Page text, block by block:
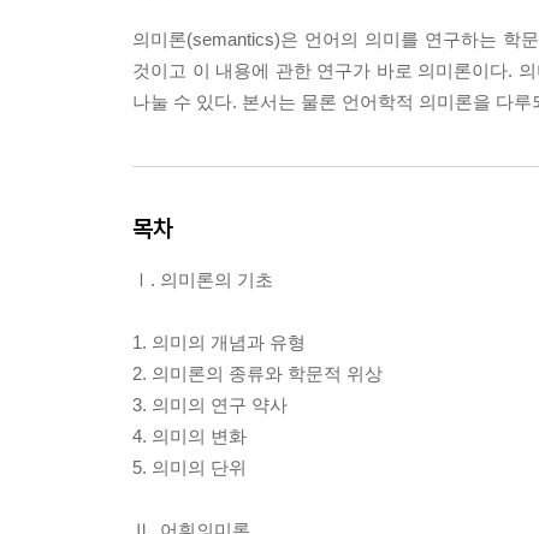
의미론(semantics)은 언어의 의미를 연구하는 학
것이고 이 내용에 관한 연구가 바로 의미론이다.
나눌 수 있다. 본서는 물론 언어학적 의미론을 다
목차
Ⅰ. 의미론의 기초
1. 의미의 개념과 유형
2. 의미론의 종류와 학문적 위상
3. 의미의 연구 약사
4. 의미의 변화
5. 의미의 단위
Ⅱ. 어휘의미론